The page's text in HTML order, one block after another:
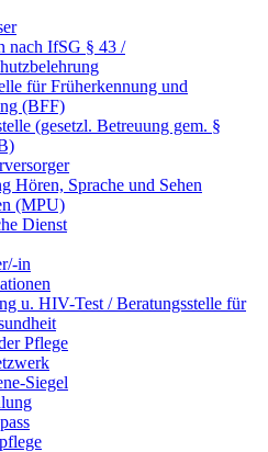
nach IfSG § 43 /
für Früherkennung und
(BFF)
(gesetzl. Betreuung gem. §
Hören, Sprache und Sehen
(MPU)
Dienst
in
u. HIV-Test / Beratungsstelle für
Pflege
Siegel